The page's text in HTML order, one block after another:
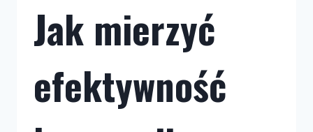
Jak mierzyć
efektywność